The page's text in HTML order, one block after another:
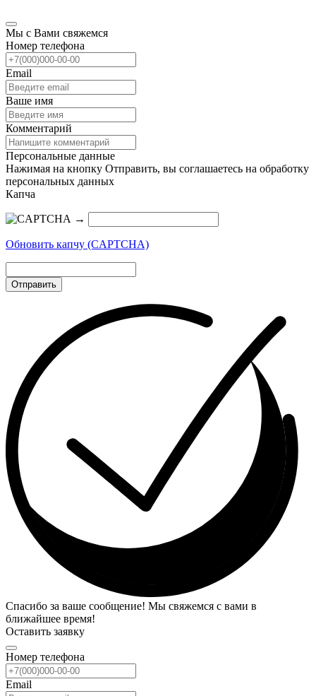
Мы с Вами свяжемся
Номер телефона
Email
Ваше имя
Комментарий
Персональные данные
Нажимая на кнопку Отправить, вы соглашаетесь на обработку
персональных данных
Капча
→
Обновить капчу (CAPTCHA)
Отправить
Спасибо за ваше сообщение! Мы свяжемся с вами в
ближайшее время!
Оставить заявку
Номер телефона
Email